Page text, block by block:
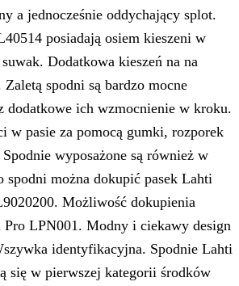
a jednocześnie oddychający splot.
posiadają osiem kieszeni w
Dodatkowa kieszeń na na
spodni są bardzo mocne
dodatkowe ich wzmocnienie w kroku.
w pasie za pomocą gumki, rozporek
wyposażone są również w
spodni można dokupić pasek Lahti
Możliwość dokupienia
LPN001. Modny i ciekawy design
identyfikacyjna. Spodnie Lahti
się w pierwszej kategorii środków